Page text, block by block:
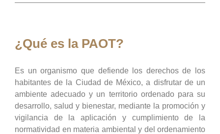
¿Qué es la PAOT?
Es un organismo que defiende los derechos de los
habitantes de la Ciudad de México, a disfrutar de un
ambiente adecuado y un territorio ordenado para su
desarrollo, salud y bienestar, mediante la promoción y
vigilancia de la aplicación y cumplimiento de la
normatividad en materia ambiental y del ordenamiento